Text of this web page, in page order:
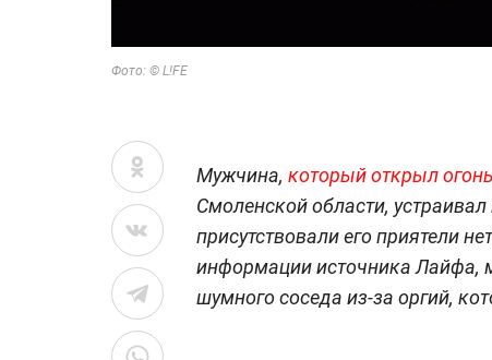
Фото: © L!FE
Мужчина, который открыл
Смоленской области,
присутствовали его приятели
информации источника Лайфа,
шумного соседа из-за оргий,